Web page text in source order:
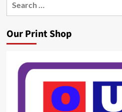
Our Print Shop